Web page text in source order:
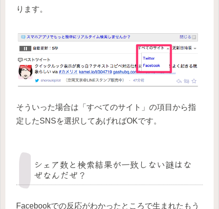
ります。
そういった場合は「すべてのサイト」の項目から指
定したSNSを選択してあげればOKです。
シェア数と検索結果が一致しない謎はな
ぜなんだぜ？
Facebookでの反応がわかったところで生まれたもう